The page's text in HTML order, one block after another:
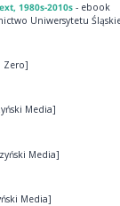
1980s-2010s- ebook
Uniwersytetu
Zero]
Media]
Media]
Media]